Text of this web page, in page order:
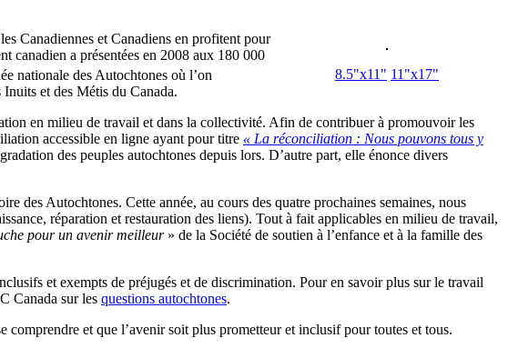
8.5"x11" 11"x17"
Canadiennes et Canadiens en profitent pour
canadien a présentées en 2008 aux 180 000
nationale des Autochtones où l’on
et des Métis du Canada.
en milieu de travail et dans la collectivité. Afin de contribuer à promouvoir les
accessible en ligne ayant pour titre « La réconciliation : Nous pouvons tous y
des peuples autochtones depuis lors. D’autre part, elle énonce divers
des Autochtones. Cette année, au cours des quatre prochaines semaines, nous
réparation et restauration des liens). Tout à fait applicables en milieu de travail,
pour un avenir meilleur» de la Société de soutien à l’enfance et à la famille des
et exempts de préjugés et de discrimination. Pour en savoir plus sur le travail
Canada sur les questions autochtones.
comprendre et que l’avenir soit plus prometteur et inclusif pour toutes et tous.